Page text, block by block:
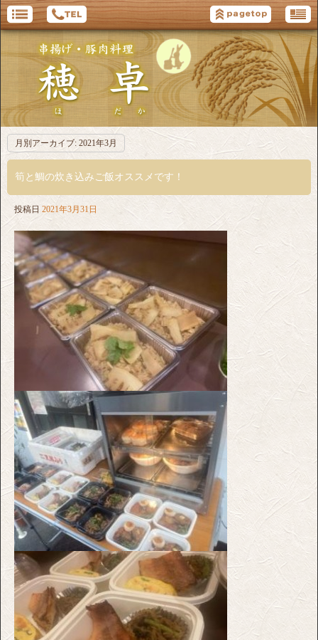
月別アーカイブ: 2021年3月
筍と鯛の炊き込みご飯オススメです！
投稿日 2021年3月31日